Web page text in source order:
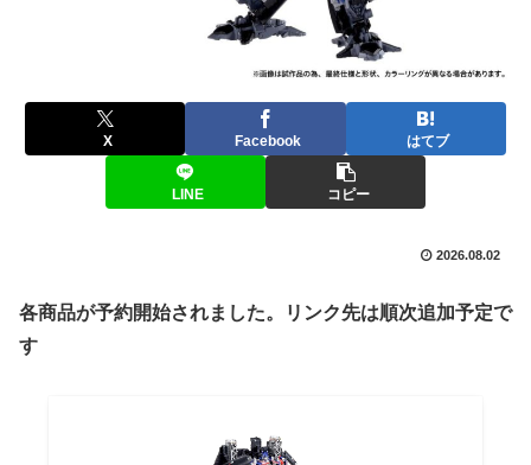
X Facebook はてブ
LINE コピー
2026.08.02
各商品が予約開始されました。リンク先は順次追加予定で
す